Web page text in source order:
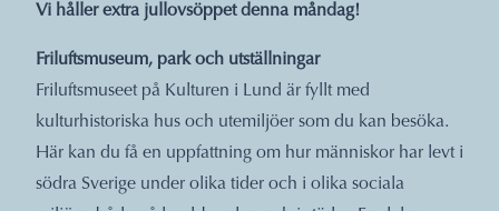
Vi håller extra jullovsöppet denna måndag!
Friluftsmuseum, park och utställningar
Friluftsmuseet på Kulturen i Lund är fyllt med
kulturhistoriska hus och utemiljöer som du kan besöka.
Här kan du få en uppfattning om hur människor har levt i
södra Sverige under olika tider och i olika sociala